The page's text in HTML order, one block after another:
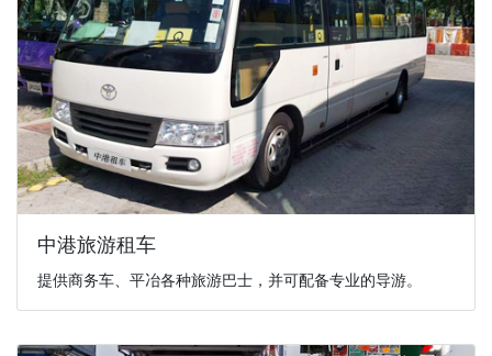
中港旅游租车
提供商务车、平冶各种旅游巴士，并可配备专业的导游。